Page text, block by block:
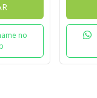
no